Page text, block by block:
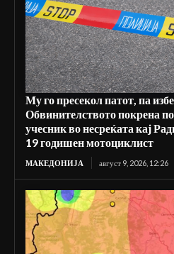
Му го пресекол патот, па
Обвинителството покрена
учесник во несреќата кај
19 годишен мотоциклист
МАКЕДОНИЈА август 9, 2026, 12:26